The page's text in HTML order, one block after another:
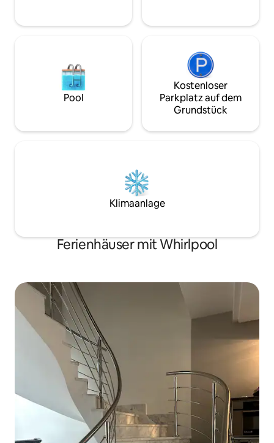
Pool
Kostenloser
Parkplatz auf dem
Grundstück
Klimaanlage
Ferienhäuser mit Whirlpool